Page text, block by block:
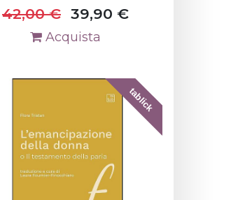
42,00€ 39,90 €
Acquista
tablick